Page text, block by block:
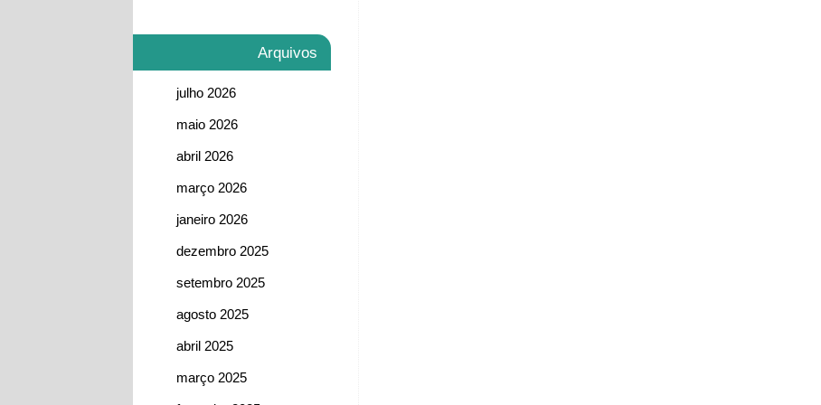
Arquivos
julho 2026
maio 2026
abril 2026
março 2026
janeiro 2026
dezembro 2025
setembro 2025
agosto 2025
abril 2025
março 2025